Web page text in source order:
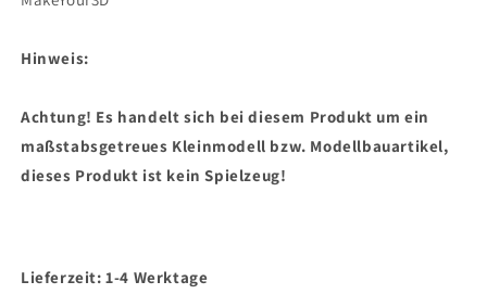
Hinweis:
Achtung! Es handelt sich bei diesem Produkt um ein
maßstabsgetreues Kleinmodell bzw. Modellbauartikel,
dieses Produkt ist kein Spielzeug!
Lieferzeit: 1-4 Werktage